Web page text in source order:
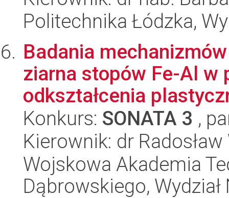
Politechnika Łódzka,
Badania
ziarna stopów Fe-Al w
odkształcenia
Konkurs: SONATA 3 ,
Kierownik: dr
Wojskowa Akademia
Dąbrowskiego,